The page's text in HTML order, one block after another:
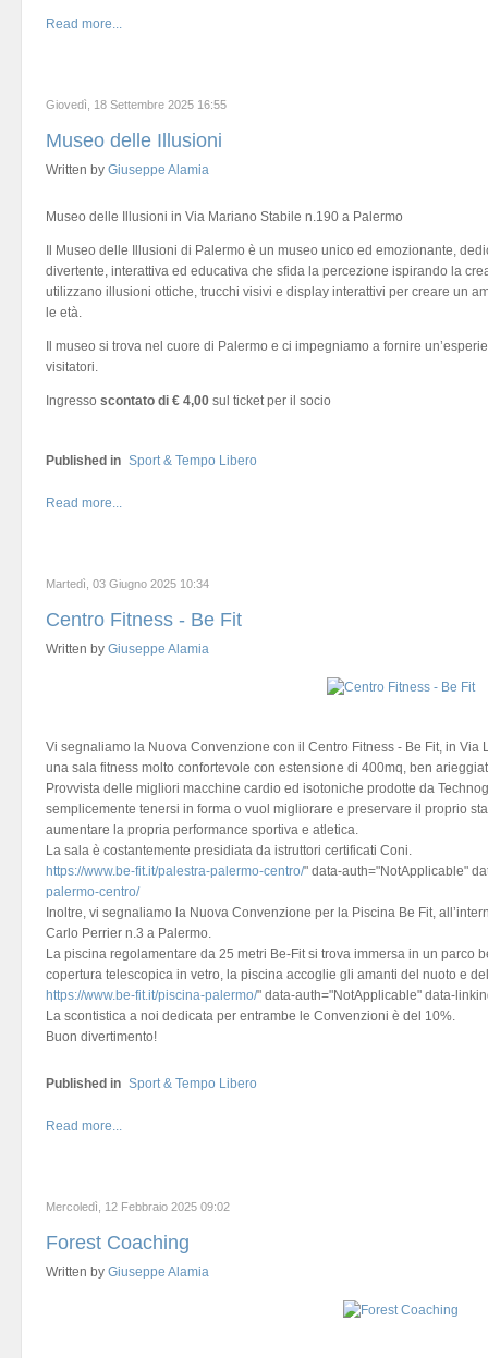
Read more...
Giovedì, 18 Settembre 2025 16:55
Museo delle Illusioni
Written by Giuseppe Alamia
Museo delle Illusioni in Via Mariano Stabile n.190 a Palermo
Il Museo delle Illusioni di Palermo è un museo unico ed emozionante,
divertente, interattiva ed educativa che sfida la percezione ispirando la
utilizzano illusioni ottiche, trucchi visivi e display interattivi per creare un
le età.
Il museo si trova nel cuore di Palermo e ci impegniamo a fornire
visitatori.
Ingresso scontato di € 4,00 sul ticket per il socio
Published in Sport & Tempo Libero
Read more...
Martedì, 03 Giugno 2025 10:34
Centro Fitness - Be Fit
Written by Giuseppe Alamia
Vi segnaliamo la Nuova Convenzione con il Centro Fitness - Be Fit, in Via
una sala fitness molto confortevole con estensione di 400mq, ben
Provvista delle migliori macchine cardio ed isotoniche prodotte da
semplicemente tenersi in forma o vuol migliorare e preservare il proprio
aumentare la propria performance sportiva e atletica.
La sala è costantemente presidiata da istruttori certificati Coni.
https://www.be-fit.it/palestra-palermo-centro/" data-auth="NotApplicable"
palermo-centro/
Inoltre, vi segnaliamo la Nuova Convenzione per la Piscina Be Fit,
Carlo Perrier n.3 a Palermo.
La piscina regolamentare da 25 metri Be-Fit si trova immersa in un parco
copertura telescopica in vetro, la piscina accoglie gli amanti del nuoto e
https://www.be-fit.it/piscina-palermo/" data-auth="NotApplicable" data-
La scontistica a noi dedicata per entrambe le Convenzioni è del 10%.
Buon divertimento!
Published in Sport & Tempo Libero
Read more...
Mercoledì, 12 Febbraio 2025 09:02
Forest Coaching
Written by Giuseppe Alamia